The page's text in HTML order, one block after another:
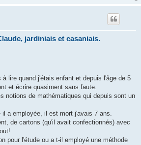
jardiniais et casaniais.
à lire quand j'étais enfant et depuis l'âge de 5
et écrire quasiment sans faute.
notions de mathématiques qui depuis sont un
a employée, il est mort j'avais 7 ans.
de cartons (qu'il avait confectionnés) avec
pour l'étude ou a t-il employé une méthode